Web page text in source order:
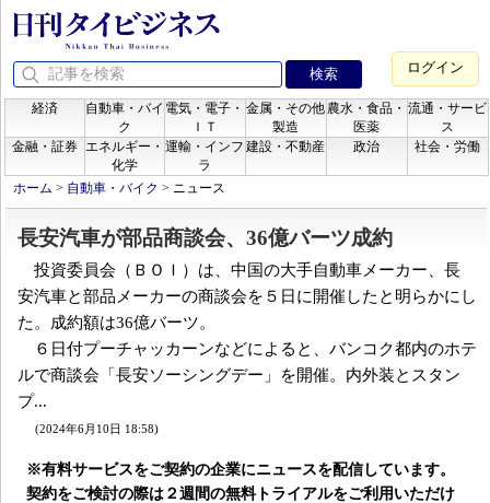
ログイン
経済
自動車・バイ
ク
電気・電子・
ＩＴ
金属・その他
製造
農水・食品・
医薬
流通・サービ
ス
金融・証券
エネルギー・
化学
運輸・インフ
ラ
建設・不動産 政治 社会・労働
ホーム > 自動車・バイク > ニュース
長安汽車が部品商談会、36億バーツ成約
投資委員会（ＢＯＩ）は、中国の大手自動車メーカー、長
安汽車と部品メーカーの商談会を５日に開催したと明らかにし
た。成約額は36億バーツ。
６日付プーチャッカーンなどによると、バンコク都内のホテ
ルで商談会「長安ソーシングデー」を開催。内外装とスタン
プ...
(2024年6月10日 18:58)
※有料サービスをご契約の企業にニュースを配信しています。
契約をご検討の際は２週間の無料トライアルをご利用いただけ